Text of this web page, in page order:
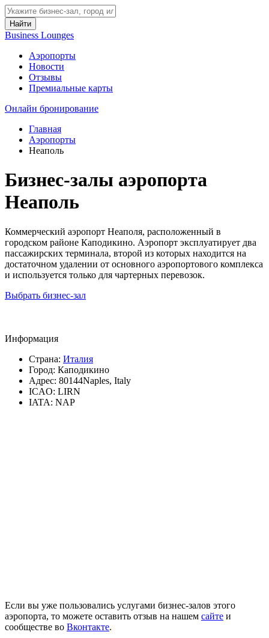
Найти
Business Lounges
Аэропорты
Новости
Отзывы
Премиальные карты
Онлайн бронирование
Главная
Аэропорты
Неаполь
Бизнес-залы аэропорта
Неаполь
Коммерческий аэропорт Неаполя, расположенный в
городском районе Каподикино. Аэропорт эксплуатирует два
пассажирских терминала, второй из которых находится на
достаточном удалении от основного аэропортового комплекса
и используется только для чартерных перевозок.
Выбрать бизнес-зал
Информация
Страна: Италия
Город: Каподикино
Адрес: 80144Naples, Italy
ICAO: LIRN
IATA: NAP
Если вы уже пользовались услугами бизнес-залов этого
аэропорта, то можете оставить отзыв на нашем сайте и
сообществе во Вконтакте.